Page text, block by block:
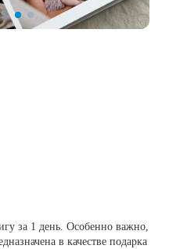
за 1 день. Особенно важно,
в качестве подарка